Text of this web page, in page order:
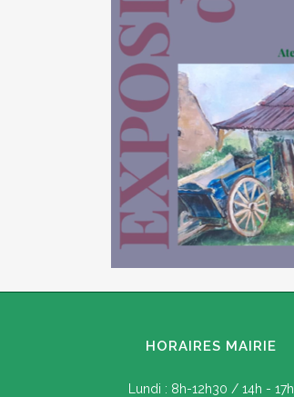
HORAIRES MAIRIE
Lundi : 8h-12h30 / 14h - 17h